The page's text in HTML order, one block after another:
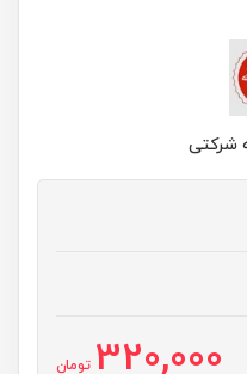
شرکتی
320,000 تومان